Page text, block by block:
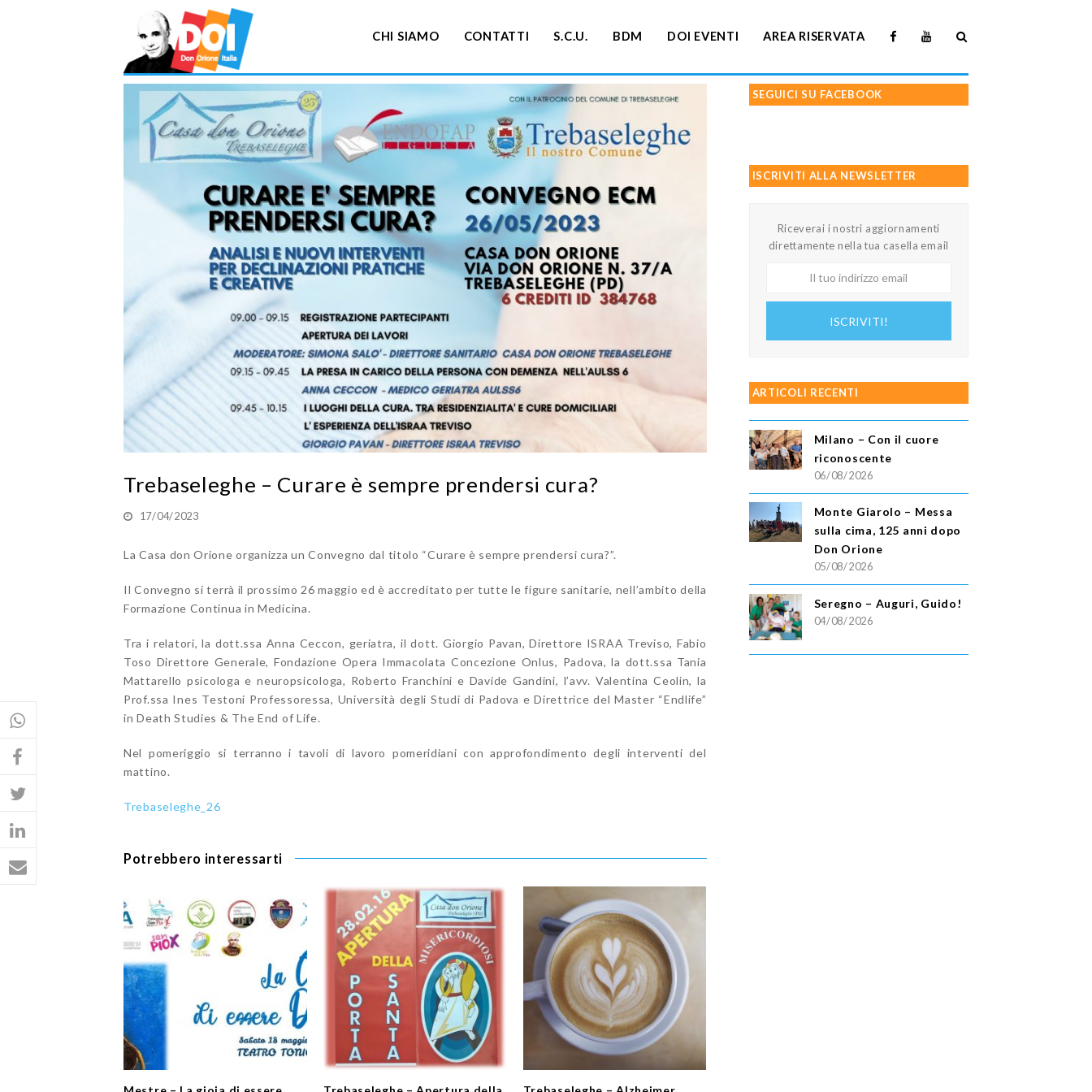
CHI SIAMO CONTATTI S.C.U. BDM DOI EVENTI AREA RISERVATA
Trebaseleghe – Curare è sempre prendersi cura?
17/04/2023
La Casa don Orione organizza un Convegno dal titolo “Curare è sempre prendersi cura?”.
Il Convegno si terrà il prossimo 26 maggio ed è accreditato per tutte le figure sanitarie, nell’ambito della
Formazione Continua in Medicina.
Tra i relatori, la dott.ssa Anna Ceccon, geriatra, il dott. Giorgio Pavan, Direttore ISRAA Treviso, Fabio
Toso Direttore Generale, Fondazione Opera Immacolata Concezione Onlus, Padova, la dott.ssa Tania
Mattarello psicologa e neuropsicologa, Roberto Franchini e Davide Gandini, l’avv. Valentina Ceolin, la
Prof.ssa Ines Testoni Professoressa, Università degli Studi di Padova e Direttrice del Master “Endlife”
in Death Studies & The End of Life.
Nel pomeriggio si terranno i tavoli di lavoro pomeridiani con approfondimento degli interventi del
mattino.
Trebaseleghe_26
Potrebbero interessarti
SEGUICI SU FACEBOOK
ISCRIVITI ALLA NEWSLETTER
Riceverai i nostri aggiornamenti
direttamente nella tua casella email
ISCRIVITI!
ARTICOLI RECENTI
Milano – Con il cuore
riconoscente
06/08/2026
Monte Giarolo – Messa
sulla cima, 125 anni dopo
Don Orione
05/08/2026
Seregno – Auguri, Guido!
04/08/2026